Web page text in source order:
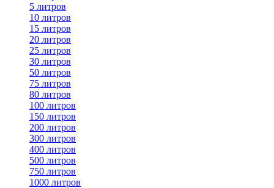
5 литров
10 литров
15 литров
20 литров
25 литров
30 литров
50 литров
75 литров
80 литров
100 литров
150 литров
200 литров
300 литров
400 литров
500 литров
750 литров
1000 литров